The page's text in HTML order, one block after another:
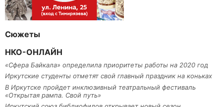
Сюжеты
НКО-ОНЛАЙН
«Сфера Байкала» определила приоритеты работы на 2020 год
Иркутские студенты отметят свой главный праздник на коньках
В Иркутске пройдет инклюзивный театральный фестиваль
«Открытая рампа. Свой путь»